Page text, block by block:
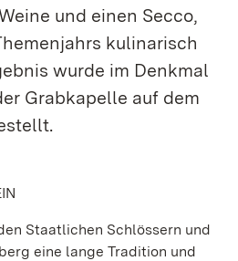
und einen Secco,
kulinarisch
wurde im Denkmal
Grabkapelle auf dem
Staatlichen Schlössern und
eine lange Tradition und